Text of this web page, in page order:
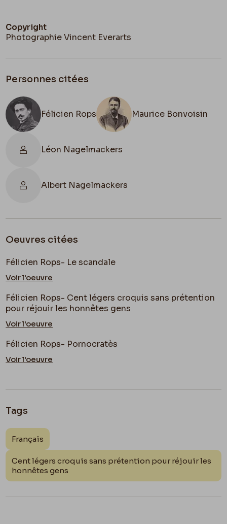
Copyright
Photographie Vincent Everarts
Personnes citées
Félicien Rops Maurice Bonvoisin
Léon Nagelmackers
Albert Nagelmackers
Oeuvres citées
Félicien Rops- Le scandale
Voir l'oeuvre
Félicien Rops- Cent légers croquis sans prétention
pour réjouir les honnêtes gens
Voir l'oeuvre
Félicien Rops- Pornocratès
Voir l'oeuvre
Tags
Français
Cent légers croquis sans prétention pour réjouir les
honnêtes gens